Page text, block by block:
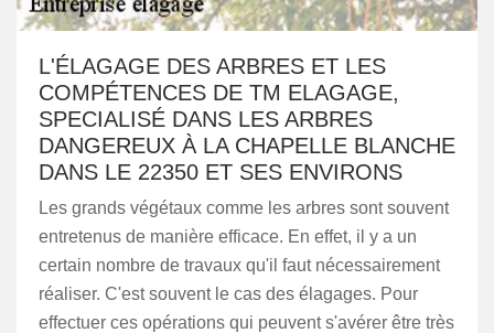
L'ÉLAGAGE DES ARBRES ET LES
COMPÉTENCES DE TM ELAGAGE,
SPECIALISÉ DANS LES ARBRES
DANGEREUX À LA CHAPELLE BLANCHE
DANS LE 22350 ET SES ENVIRONS
Les grands végétaux comme les arbres sont souvent
entretenus de manière efficace. En effet, il y a un
certain nombre de travaux qu'il faut nécessairement
réaliser. C'est souvent le cas des élagages. Pour
effectuer ces opérations qui peuvent s'avérer être très